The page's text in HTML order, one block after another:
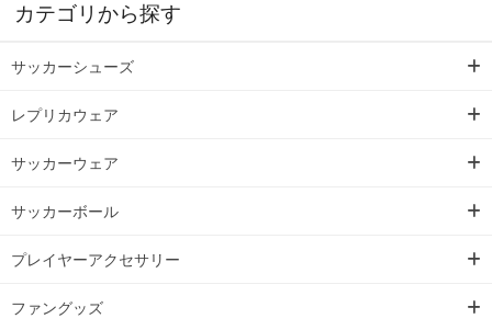
カテゴリから探す
サッカーシューズ
レプリカウェア
サッカーウェア
サッカーボール
プレイヤーアクセサリー
ファングッズ